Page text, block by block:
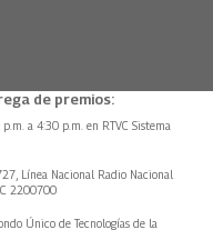
de premios:
a 4:30 p.m. en RTVC Sistema
Línea Nacional Radio Nacional
2200700
Único de Tecnologías de la